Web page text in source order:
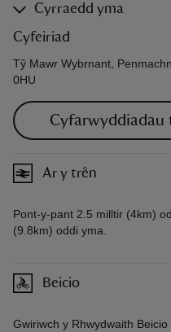
Cyrraedd yma
Cyfeiriad
Tŷ Mawr Wybrnant,
0HU
Cyfarwyddiadau
Ar y trên
Pont-y-pant 2.5 milltir (4km)
(9.8km) oddi yma.
Beicio
Gwiriwch y Rhwydwaith